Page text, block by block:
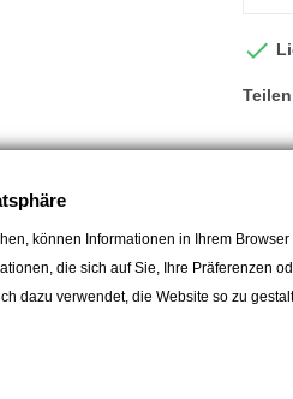
24

Teilen
können Informationen in Ihrem
die sich auf Sie, Ihre Präferenzen
dazu verwendet, die Website so zu